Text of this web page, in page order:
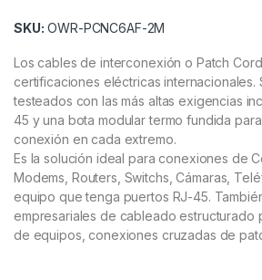
SKU: OWR-PCNC6AF-2M
Los cables de interconexión o Patch
certificaciones eléctricas internacionales.
testeados con las más altas exigencias
45 y una bota modular termo fundida
conexión en cada extremo.
Es la solución ideal para conexiones de
Modems, Routers, Switchs, Cámaras,
equipo que tenga puertos RJ-45.
empresariales de cableado estructurado
de equipos, conexiones cruzadas de